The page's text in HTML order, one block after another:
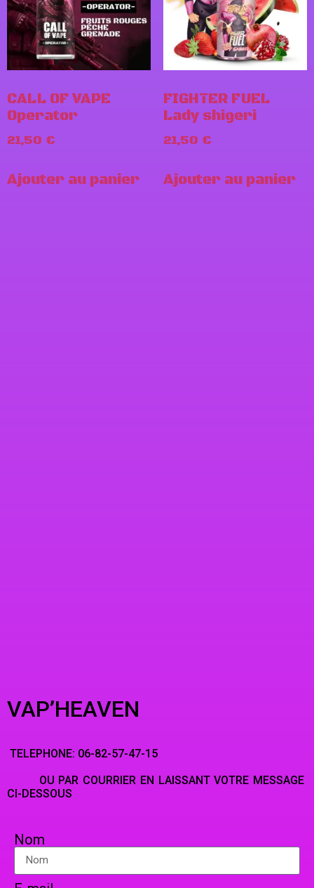
CALL OF VAPE
Operator
21,50 €
Ajouter au panier
FIGHTER FUEL
Lady shigeri
21,50 €
Ajouter au panier
VAP’HEAVEN
TELEPHONE: 06-82-57-47-15
OU PAR COURRIER EN LAISSANT VOTRE MESSAGE
CI-DESSOUS
Nom